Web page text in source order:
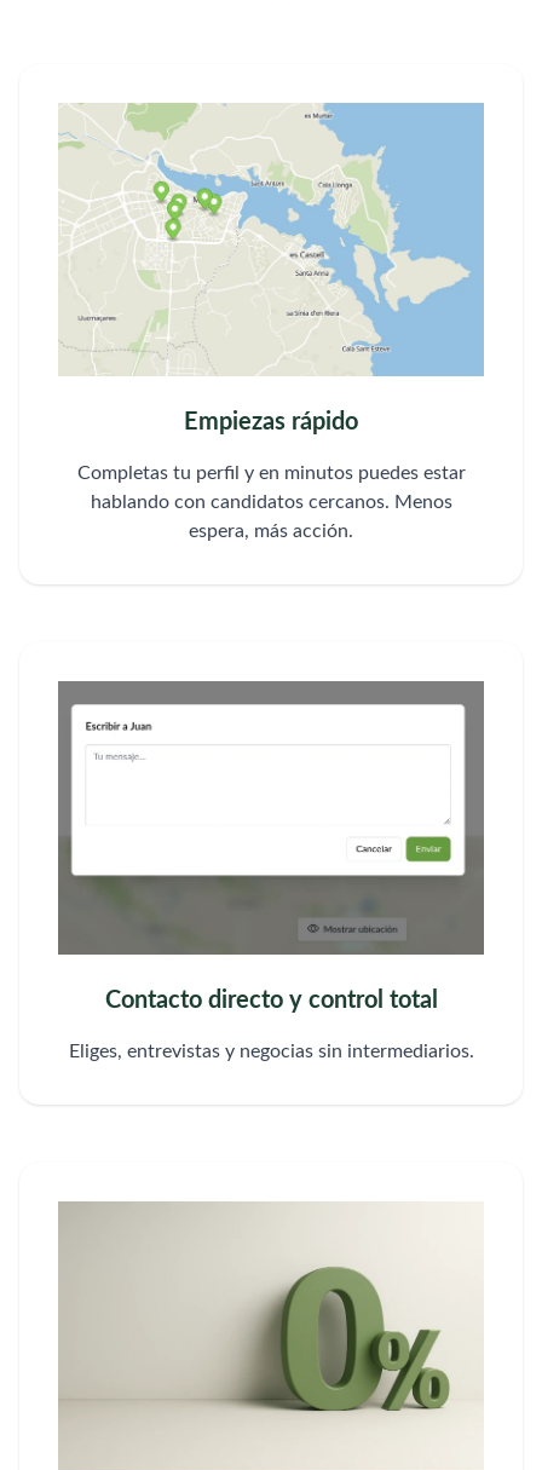
Empiezas rápido
Completas tu perfil y en minutos puedes estar
hablando con candidatos cercanos. Menos
espera, más acción.
Contacto directo y control total
Eliges, entrevistas y negocias sin intermediarios.